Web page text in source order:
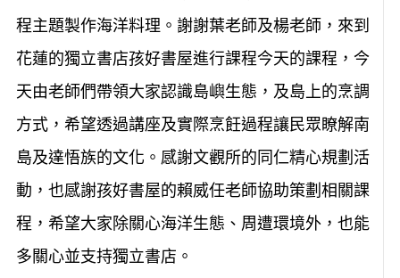
程主題製作海洋料理。謝謝葉老師及楊老師，來到
花蓮的獨立書店孩好書屋進行課程今天的課程，今
天由老師們帶領大家認識島嶼生態，及島上的烹調
方式，希望透過講座及實際烹飪過程讓民眾瞭解南
島及達悟族的文化。感謝文觀所的同仁精心規劃活
動，也感謝孩好書屋的賴威任老師協助策劃相關課
程，希望大家除關心海洋生態、周遭環境外，也能
多關心並支持獨立書店。